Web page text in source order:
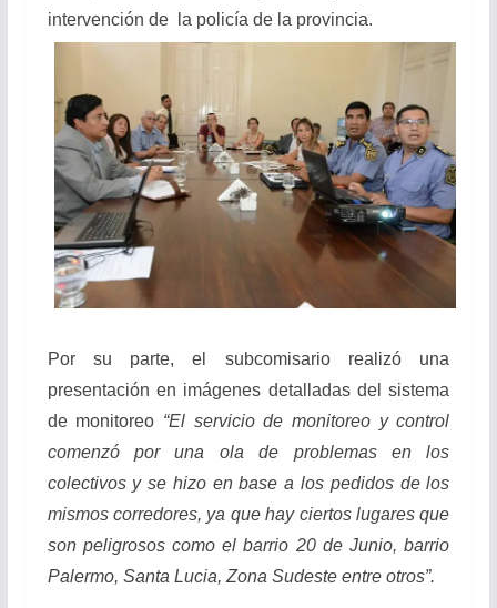
intervención de la policía de la provincia.
Por su parte, el subcomisario realizó una
presentación en imágenes detalladas del sistema
de monitoreo “El servicio de monitoreo y control
comenzó por una ola de problemas en los
colectivos y se hizo en base a los pedidos de los
mismos corredores, ya que hay ciertos lugares que
son peligrosos como el barrio 20 de Junio, barrio
Palermo, Santa Lucia, Zona Sudeste entre otros”.